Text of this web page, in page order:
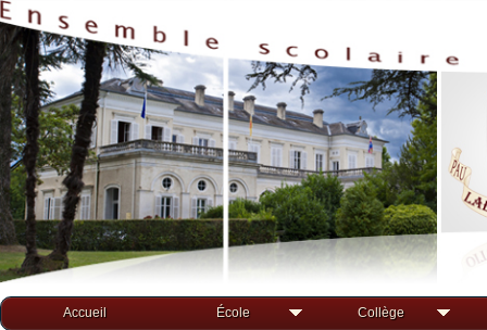
Accueil École Collège